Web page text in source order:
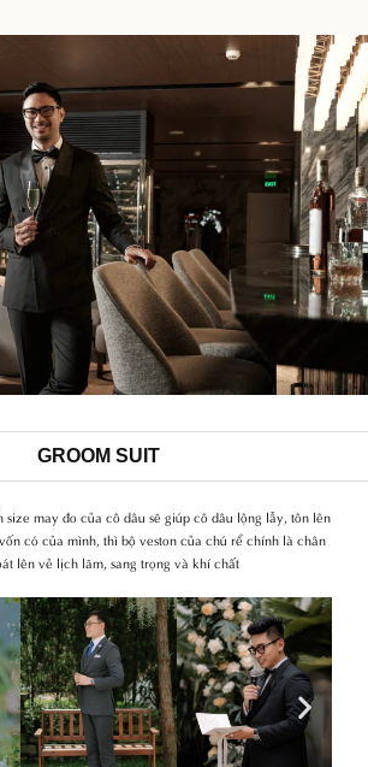
GROOM SUIT
may đo của cô dâu sẽ giúp cô dâu lộng lẫy, tôn lên
có của mình, thì bộ veston của chú rể chính là chân
lên vẻ lịch lãm, sang trọng và khí chất
Next